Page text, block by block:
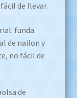
de llevar.
funda
de nailon y
no fácil de
de